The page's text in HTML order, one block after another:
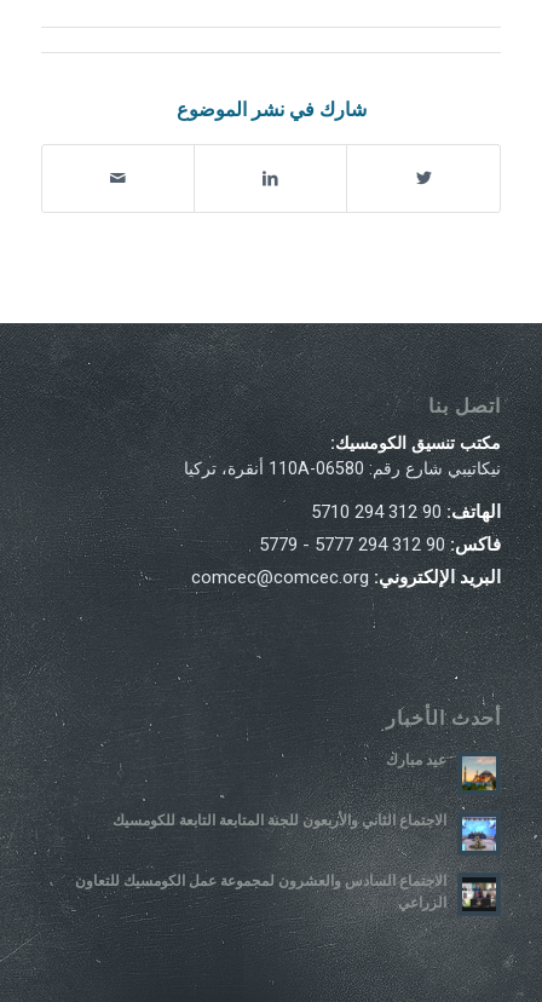
شارك في نشر الموضوع
اتصل بنا
مكتب تنسيق الكومسيك:
نيكاتيبي شارع رقم: 110A-06580 أنقرة، تركيا
الهاتف:90 312 294 5710
فاكس:90 312 294 5777 - 5779
البريد الإلكتروني: comcec@comcec.org
أحدث الأخبار
عيد مبارك
الاجتماع الثاني والأربعون للجنة المتابعة التابعة للكومسيك
الاجتماع السادس والعشرون لمجموعة عمل الكومسيك للتعاون
الزراعي